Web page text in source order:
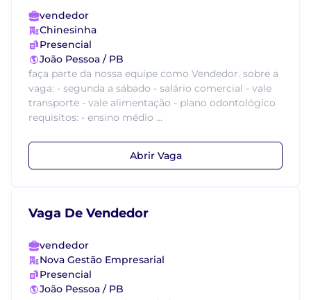
vendedor
Chinesinha
Presencial
João Pessoa / PB
faça parte da nossa equipe como Vendedor. sobre a
vaga: - segunda a sábado - salário comercial - vale
transporte - vale alimentação - plano odontológico
requisitos: - ensino médio ...
Abrir Vaga
Vaga De Vendedor
vendedor
Nova Gestão Empresarial
Presencial
João Pessoa / PB